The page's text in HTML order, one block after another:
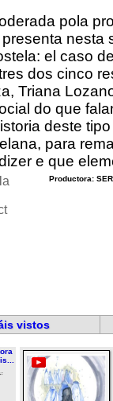
pola
nesta
el caso
dos cinco
Triana
do que
deste
para
e que
Productora:
vistos